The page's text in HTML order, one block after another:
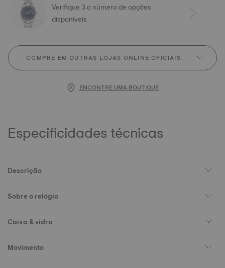
Verifique 3 o número de opções
disponíveis
COMPRE EM OUTRAS LOJAS ONLINE OFICIAIS
ENCONTRE UMA BOUTIQUE
Especificidades técnicas
Descrição
Sobre o relógio
Caixa & vidro
Movimento